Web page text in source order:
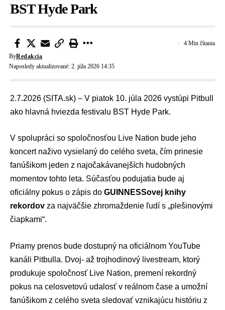
BST Hyde Park
Naposledy aktualizované: 2. júla 2026 14:35
ByRedakcia
4 Min čítania
2.7.2026 (SITA.sk) – V piatok 10. júla 2026 vystúpi Pitbull
ako hlavná hviezda festivalu BST Hyde Park.
V spolupráci so spoločnosťou Live Nation bude jeho
koncert naživo vysielaný do celého sveta, čím prinesie
fanúšikom jeden z najočakávanejších hudobných
momentov tohto leta. Súčasťou podujatia bude aj
oficiálny pokus o zápis do GUINNESSovej knihy
rekordov za najväčšie zhromaždenie ľudí s „plešinovými
čiapkami“.
Priamy prenos bude dostupný na oficiálnom YouTube
kanáli Pitbulla. Dvoj- až trojhodinový livestream, ktorý
produkuje spoločnosť Live Nation, premení rekordný
pokus na celosvetovú udalosť v reálnom čase a umožní
fanúšikom z celého sveta sledovať vznikajúcu históriu z